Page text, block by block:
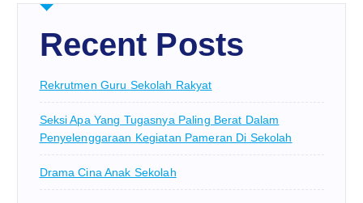
Recent Posts
Rekrutmen Guru Sekolah Rakyat
Seksi Apa Yang Tugasnya Paling Berat Dalam
Penyelenggaraan Kegiatan Pameran Di Sekolah
Drama Cina Anak Sekolah